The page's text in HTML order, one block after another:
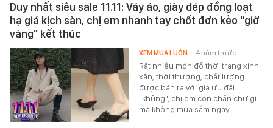
Duy nhất siêu sale 11.11: Váy áo, giày dép đồng loạt
hạ giá kịch sàn, chị em nhanh tay chốt đơn kẻo "giờ
vàng" kết thúc
Rất nhiều món đồ thời trang xinh
xắn, thời thượng, chất lượng
được bán ra với giá ưu đãi
"khủng", chị em còn chần chừ gì
mà không mua sắm ngay.
XEM MUA LUÔN - 4 năm trước